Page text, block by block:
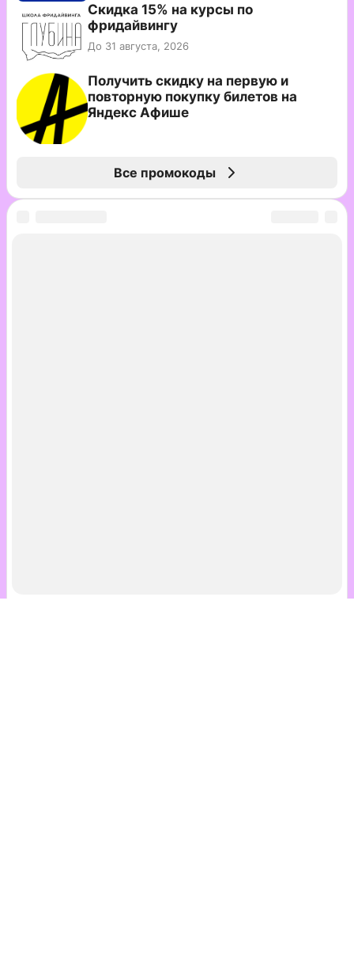
Скидка 15% на курсы по
фридайвингу
До 31 августа, 2026
Получить скидку на первую и
повторную покупку билетов на
Яндекс Афише
Все промокоды